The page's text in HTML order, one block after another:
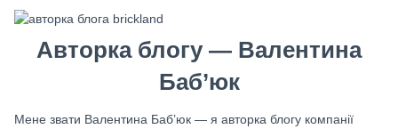
Авторка блогу — Валентина
Баб’юк
Мене звати Валентина Баб’юк — я авторка блогу компанії